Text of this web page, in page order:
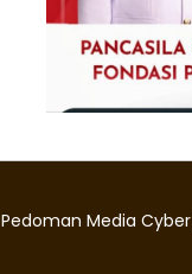
Pedoman Media Cyber